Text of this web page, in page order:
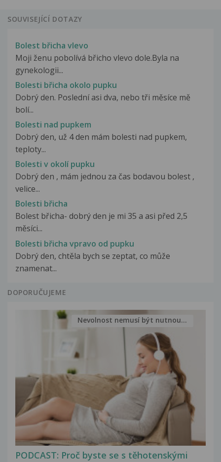
SOUVISEJÍCÍ DOTAZY
Bolest břicha vlevo
Moji ženu pobolívá břicho vlevo dole.Byla na
gynekologii...
Bolesti břicha okolo pupku
Dobrý den. Poslední asi dva, nebo tři měsíce mě
bolí...
Bolesti nad pupkem
Dobrý den, už 4 den mám bolesti nad pupkem,
teploty...
Bolesti v okolí pupku
Dobrý den , mám jednou za čas bodavou bolest ,
velice...
Bolesti břicha
Bolest břicha- dobrý den je mi 35 a asi před 2,5
měsíci...
Bolesti břicha vpravo od pupku
Dobrý den, chtěla bych se zeptat, co může
znamenat...
DOPORUČUJEME
PODCAST: Proč byste se s těhotenskými
Nevolnost nemusí být nutnou...